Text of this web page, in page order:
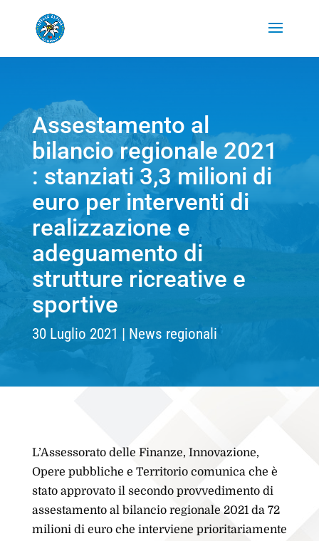
Assestamento al
bilancio regionale 2021
: stanziati 3,3 milioni di
euro per interventi di
realizzazione e
adeguamento di
strutture ricreative e
sportive
30 Luglio 2021 News regionali
L’Assessorato delle Finanze, Innovazione,
Opere pubbliche e Territorio comunica che è
stato approvato il secondo provvedimento di
assestamento al bilancio regionale 2021 da 72
milioni di euro che interviene prioritariamente